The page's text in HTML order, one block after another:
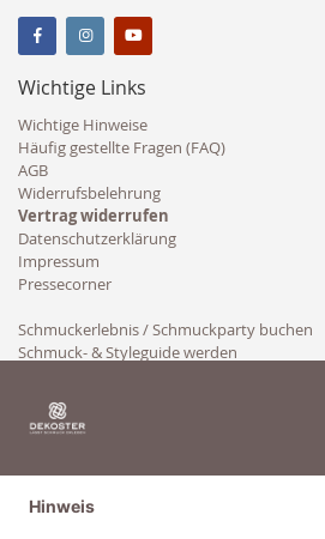
Wichtige Links
Wichtige Hinweise
Häufig gestellte Fragen (FAQ)
AGB
Widerrufsbelehrung
Vertrag widerrufen
Datenschutzerklärung
Impressum
Pressecorner
Schmuckerlebnis / Schmuckparty buchen
Schmuck- & Styleguide werden
Hinweis